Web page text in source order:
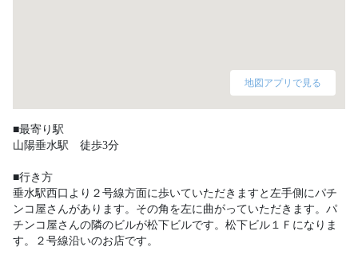
地図アプリで見る
■最寄り駅
山陽垂水駅　徒歩3分
■行き方
垂水駅西口より２号線方面に歩いていただきますと左手側にパチ
ンコ屋さんがあります。その角を左に曲がっていただきます。パ
チンコ屋さんの隣のビルが松下ビルです。松下ビル１Ｆになりま
す。２号線沿いのお店です。